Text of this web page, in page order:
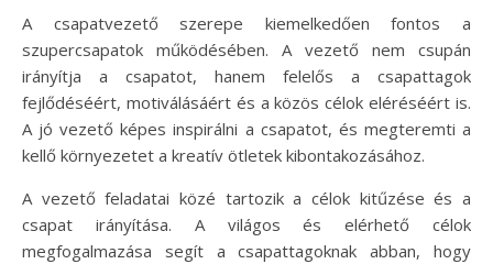
A csapatvezető szerepe kiemelkedően fontos a
szupercsapatok működésében. A vezető nem csupán
irányítja a csapatot, hanem felelős a csapattagok
fejlődéséért, motiválásáért és a közös célok eléréséért is.
A jó vezető képes inspirálni a csapatot, és megteremti a
kellő környezetet a kreatív ötletek kibontakozásához.
A vezető feladatai közé tartozik a célok kitűzése és a
csapat irányítása. A világos és elérhető célok
megfogalmazása segít a csapattagoknak abban, hogy